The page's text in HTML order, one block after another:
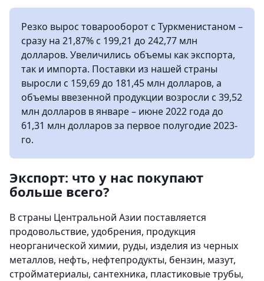
Резко вырос товарооборот с Туркменистаном –
сразу на 21,87% с 199,21 до 242,77 млн
долларов. Увеличились объемы как экспорта,
так и импорта. Поставки из нашей страны
выросли с 159,69 до 181,45 млн долларов, а
объемы ввезенной продукции возросли с 39,52
млн долларов в январе – июне 2022 года до
61,31 млн долларов за первое полугодие 2023-
го.
Экспорт: что у нас покупают
больше всего?
В страны Центральной Азии поставляется
продовольствие, удобрения, продукция
неорганической химии, руды, изделия из черных
металлов, нефть, нефтепродукты, бензин, мазут,
стройматериалы, сантехника, пластиковые трубы,